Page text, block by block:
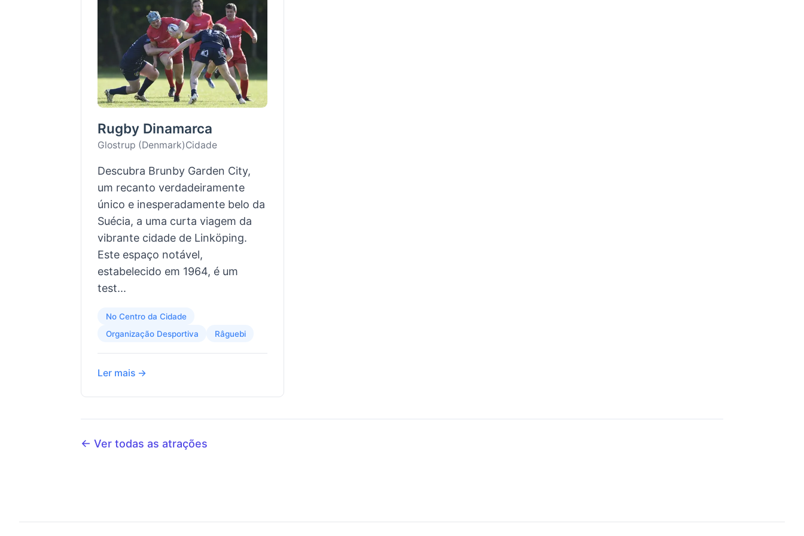
Rugby Dinamarca
Glostrup (Denmark)Cidade
Descubra Brunby Garden City,
um recanto verdadeiramente
único e inesperadamente belo da
Suécia, a uma curta viagem da
vibrante cidade de Linköping.
Este espaço notável,
estabelecido em 1964, é um
test...
No Centro da Cidade
Organização Desportiva
Râguebi
Ler mais →
← Ver todas as atrações